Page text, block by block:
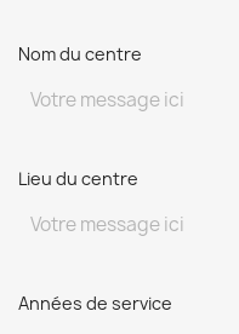
Nom du centre
Lieu du centre
Années de service